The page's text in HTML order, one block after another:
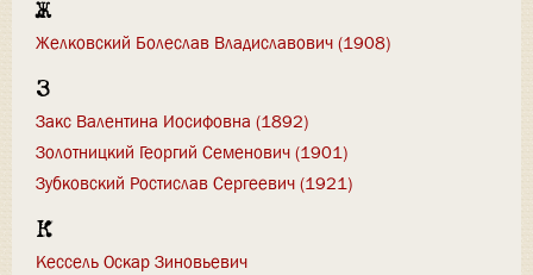
Ж
Желковский Болеслав Владиславович (1908)
З
Закс Валентина Иосифовна (1892)
Золотницкий Георгий Семенович (1901)
Зубковский Ростислав Сергеевич (1921)
К
Кессель Оскар Зиновьевич